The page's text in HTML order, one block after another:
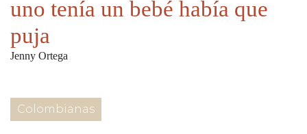
uno tenía un bebé había que
puja
Jenny Ortega
Colombianas